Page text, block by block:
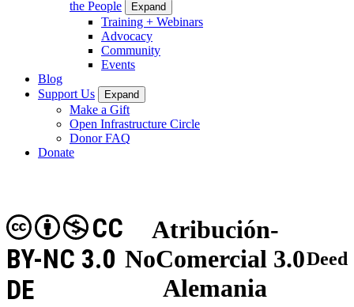
the People
Expand
Training + Webinars
Advocacy
Community
Events
Blog
Support Us
Expand
Make a Gift
Open Infrastructure Circle
Donor FAQ
Donate
Atribución-
NoComercial 3.0
Alemania
CC
BY-NC 3.0
DE
Deed